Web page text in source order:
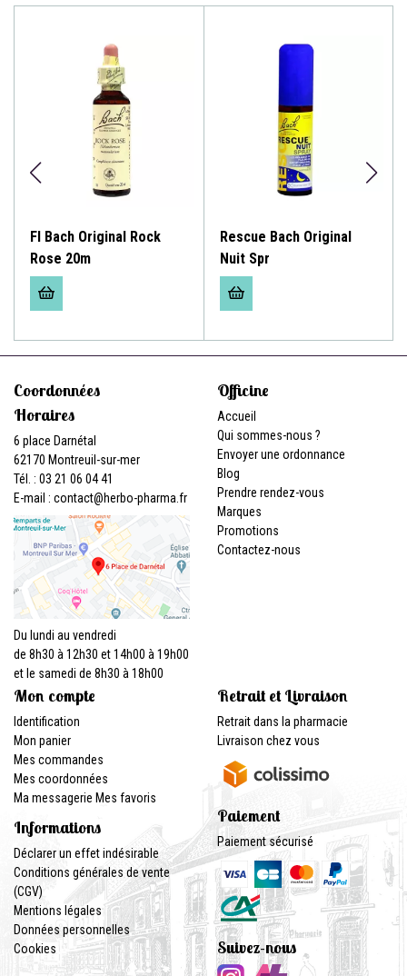
Fl Bach Original Rock
Rose 20m
Rescue Bach Original
Nuit Spr
Coordonnées
Horaires
6 place Darnétal
62170 Montreuil-sur-mer
Tél. : 03 21 06 04 41
E-mail : contact@herbo-pharma.fr
Du lundi au vendredi
de 8h30 à 12h30 et 14h00 à 19h00
et le samedi de 8h30 à 18h00
Officine
Accueil
Qui sommes-nous ?
Envoyer une ordonnance
Blog
Prendre rendez-vous
Marques
Promotions
Contactez-nous
Mon compte
Identification
Mon panier
Mes commandes
Mes coordonnées
Ma messagerie Mes favoris
Informations
Déclarer un effet indésirable
Conditions générales de vente
(CGV)
Mentions légales
Données personnelles
Cookies
Retrait et Livraison
Retrait dans la pharmacie
Livraison chez vous
Paiement
Paiement sécurisé
Suivez-nous